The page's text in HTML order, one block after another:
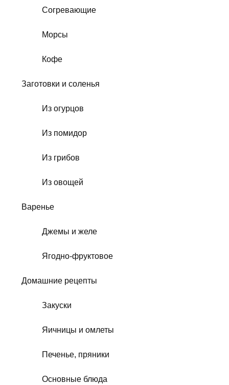
Согревающие
Морсы
Кофе
Заготовки и соленья
Из огурцов
Из помидор
Из грибов
Из овощей
Варенье
Джемы и желе
Ягодно-фруктовое
Домашние рецепты
Закуски
Яичницы и омлеты
Печенье, пряники
Основные блюда